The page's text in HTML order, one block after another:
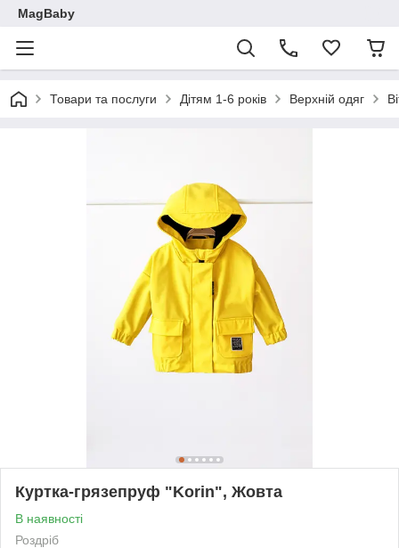
MagBaby
Товари та послуги Дітям 1-6 років Верхній одяг
Куртка-грязепруф "Korin", Жовта
В наявності
Роздріб